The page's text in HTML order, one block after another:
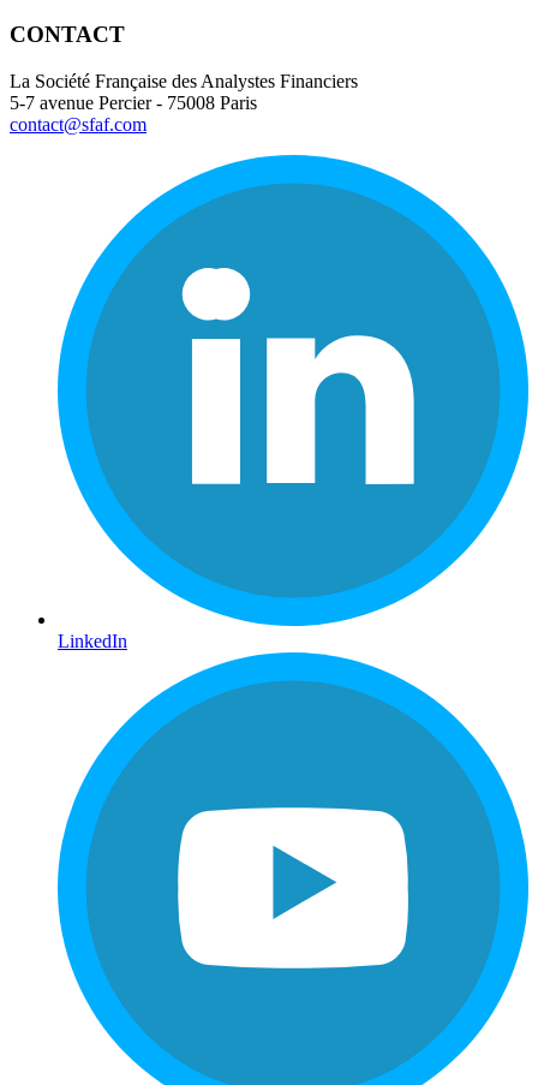
CONTACT
La Société Française des Analystes Financiers
5-7 avenue Percier - 75008 Paris
contact@sfaf.com
LinkedIn